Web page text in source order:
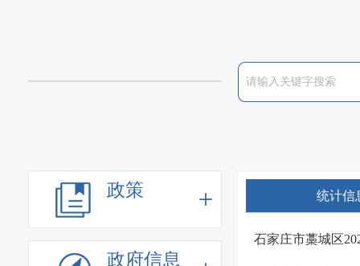
政策
政府信息
统计信
石家庄市藁城区